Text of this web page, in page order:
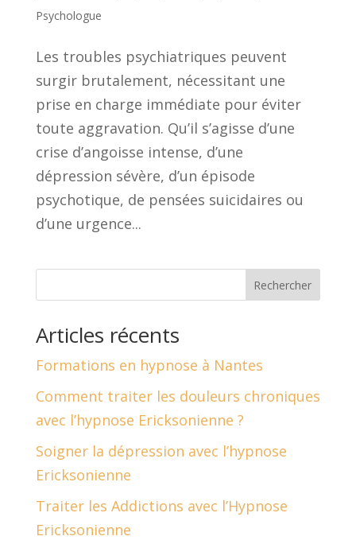
Psychologue
Les troubles psychiatriques peuvent
surgir brutalement, nécessitant une
prise en charge immédiate pour éviter
toute aggravation. Qu’il s’agisse d’une
crise d’angoisse intense, d’une
dépression sévère, d’un épisode
psychotique, de pensées suicidaires ou
d’une urgence...
Rechercher
Articles récents
Formations en hypnose à Nantes
Comment traiter les douleurs chroniques
avec l’hypnose Ericksonienne ?
Soigner la dépression avec l’hypnose
Ericksonienne
Traiter les Addictions avec l’Hypnose
Ericksonienne